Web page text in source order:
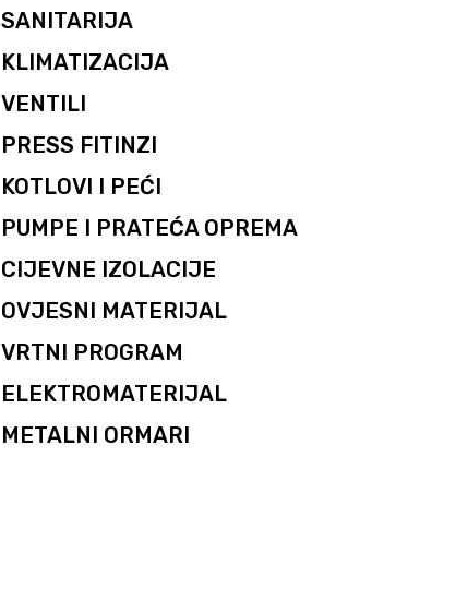
SANITARIJA
KLIMATIZACIJA
VENTILI
PRESS FITINZI
KOTLOVI I PEĆI
PUMPE I PRATEĆA OPREMA
CIJEVNE IZOLACIJE
OVJESNI MATERIJAL
VRTNI PROGRAM
ELEKTROMATERIJAL
METALNI ORMARI